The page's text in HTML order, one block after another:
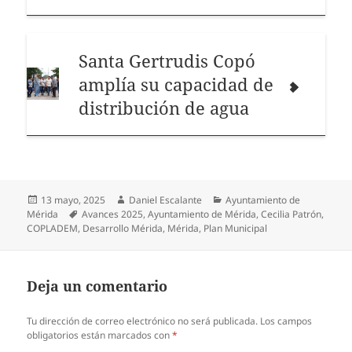
Santa Gertrudis Copó
amplía su capacidad de
distribución de agua
Publicado
el
13 mayo, 2025 Autor
Daniel Escalante Categorías
Ayuntamiento de
Mérida
Etiquetas
Avances 2025,Ayuntamiento de Mérida,Cecilia Patrón,
COPLADEM, Desarrollo Mérida, Mérida, Plan Municipal
Deja un comentario
Tu dirección de correo electrónico no será publicada. Los campos
obligatorios están marcados con*